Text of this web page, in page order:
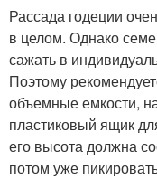
Рассада годеции
в целом. Однако
сажать в
Поэтому
объемные емкости,
пластиковый ящик
его высота должна
потом уже